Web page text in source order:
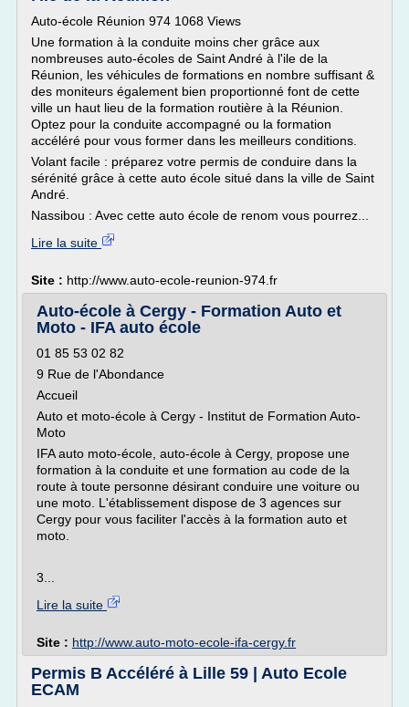
Auto-école Réunion 974 1068 Views
Une formation à la conduite moins cher grâce aux
nombreuses auto-écoles de Saint André à l'ile de la
Réunion, les véhicules de formations en nombre suffisant &
des moniteurs également bien proportionné font de cette
ville un haut lieu de la formation routière à la Réunion.
Optez pour la conduite accompagné ou la formation
accéléré pour vous former dans les meilleurs conditions.
Volant facile : préparez votre permis de conduire dans la
sérénité grâce à cette auto école situé dans la ville de Saint
André.
Nassibou : Avec cette auto école de renom vous pourrez...
Lire la suite
Site : http://www.auto-ecole-reunion-974.fr
Auto-école à Cergy - Formation Auto et
Moto - IFA auto école
01 85 53 02 82
9 Rue de l'Abondance
Accueil
Auto et moto-école à Cergy - Institut de Formation Auto-
Moto
IFA auto moto-école, auto-école à Cergy, propose une
formation à la conduite et une formation au code de la
route à toute personne désirant conduire une voiture ou
une moto. L'établissement dispose de 3 agences sur
Cergy pour vous faciliter l'accès à la formation auto et
moto.
3...
Lire la suite
Site : http://www.auto-moto-ecole-ifa-cergy.fr
Permis B Accéléré à Lille 59 | Auto Ecole
ECAM